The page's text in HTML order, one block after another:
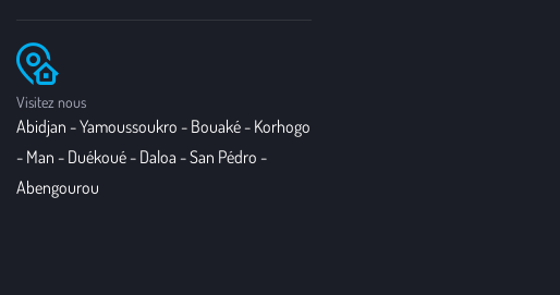
Visitez nous
Abidjan - Yamoussoukro - Bouaké - Korhogo
- Man - Duékoué - Daloa - San Pédro -
Abengourou